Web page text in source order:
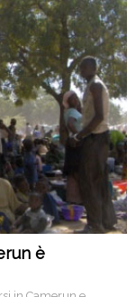
governo.
è